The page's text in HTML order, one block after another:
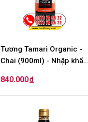
Tương Tamari Organic -
Chai (900ml) - Nhập khẩu
840.000đ